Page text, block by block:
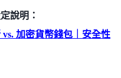
說明：
加密貨幣錢包｜安全性